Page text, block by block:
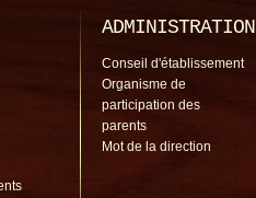
ADMINISTRATION
Conseil d'établissement
Organisme de
participation des
parents
Mot de la direction